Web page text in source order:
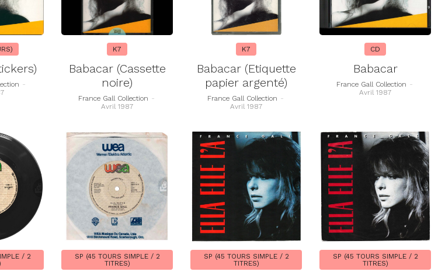
-
K7
Babacar (Cassette
noire)
France Gall Collection -
Avril 1987
K7
Babacar (Etiquette
papier argenté)
France Gall Collection -
Avril 1987
CD
Babacar
France Gall Collection -
Avril 1987
/ 2
SP (45 TOURS SIMPLE / 2
TITRES)
SP (45 TOURS SIMPLE / 2
TITRES)
SP (45 TOURS SIMPLE / 2
TITRES)